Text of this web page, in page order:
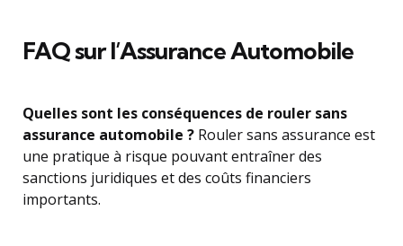
FAQ sur l’Assurance Automobile
Quelles sont les conséquences de rouler sans
assurance automobile ? Rouler sans assurance est
une pratique à risque pouvant entraîner des
sanctions juridiques et des coûts financiers
importants.